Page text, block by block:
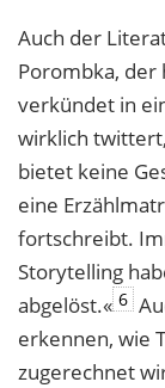
Auch der
Porombka, der
verkündet in
wirklich
bietet keine
eine
fortschreibt.
Storytelling
abgelöst.« 6
erkennen, wie
zugerechnet